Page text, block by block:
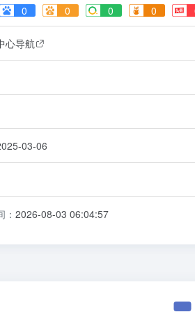
0 0 0 0
心导航
03-06
2026-08-03 06:04:57